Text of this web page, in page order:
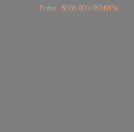
Fortis : BE680014 06319134.